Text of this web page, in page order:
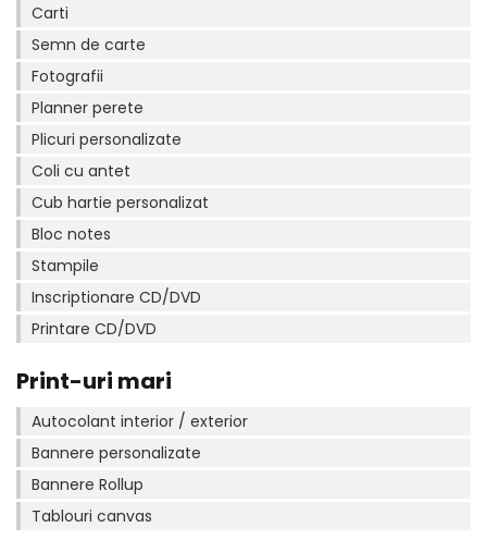
Carti
Semn de carte
Fotografii
Planner perete
Plicuri personalizate
Coli cu antet
Cub hartie personalizat
Bloc notes
Stampile
Inscriptionare CD/DVD
Printare CD/DVD
Print-uri mari
Autocolant interior / exterior
Bannere personalizate
Bannere Rollup
Tablouri canvas